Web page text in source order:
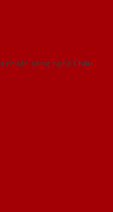
công nghệ Châu